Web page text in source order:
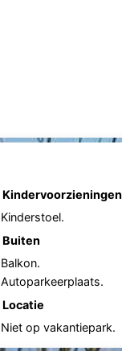
Kindervoorzieningen
Kinderstoel.
Buiten
Balkon.
Autoparkeerplaats.
Locatie
Niet op vakantiepark.